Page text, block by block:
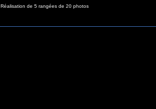
Réalisation de 5 rangées de 20 photos